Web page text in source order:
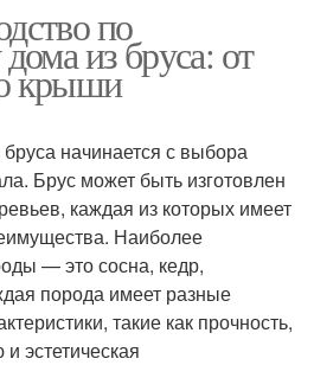
по
из бруса: от
крыши
начинается с выбора
Брус может быть изготовлен
каждая из которых имеет
Наиболее
— это сосна, кедр,
порода имеет разные
такие как прочность,
эстетическая